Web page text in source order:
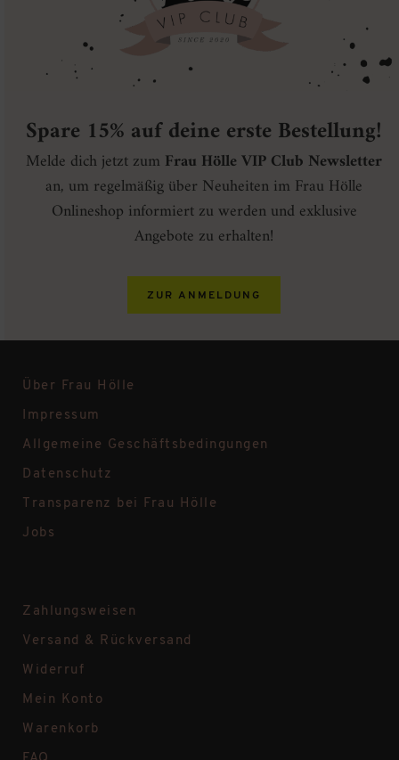
Spare 15% auf deine erste Bestellung!
Melde dich jetzt zum Frau Hölle VIP Club Newsletter
an, um regelmäßig über Neuheiten im Frau Hölle
Onlineshop informiert zu werden und exklusive
Angebote zu erhalten!
ZUR ANMELDUNG
Über Frau Hölle
Impressum
Allgemeine Geschäftsbedingungen
Datenschutz
Transparenz bei Frau Hölle
Jobs
Zahlungsweisen
Versand & Rückversand
Widerruf
Mein Konto
Warenkorb